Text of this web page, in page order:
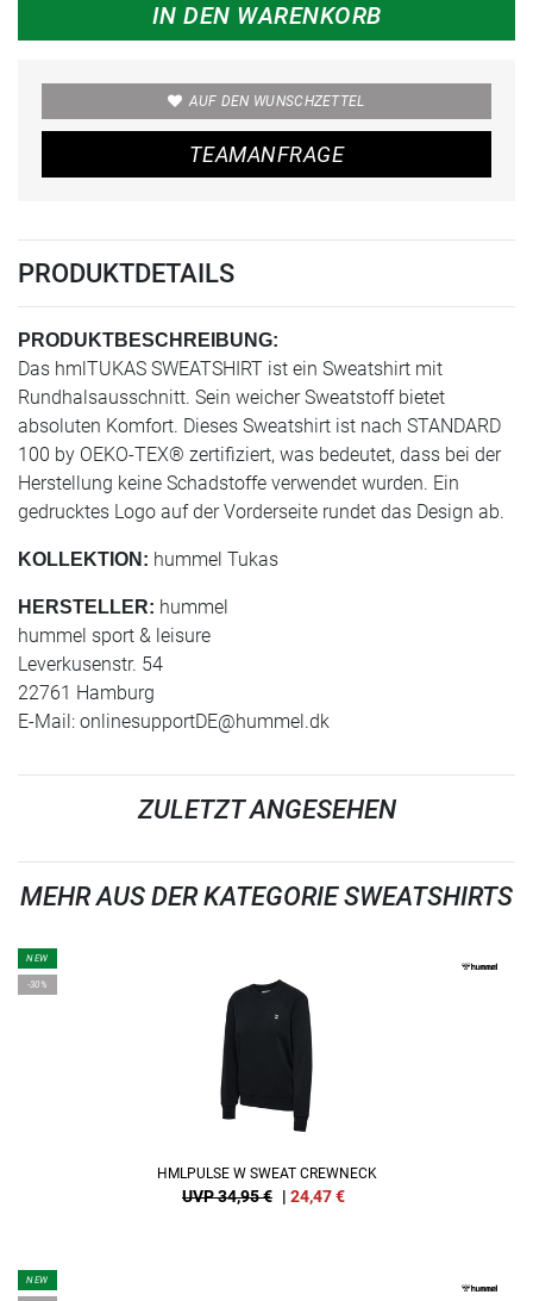
IN DEN WARENKORB
AUF DEN WUNSCHZETTEL
TEAMANFRAGE
PRODUKTDETAILS
PRODUKTBESCHREIBUNG:
Das hmlTUKAS SWEATSHIRT ist ein Sweatshirt mit
Rundhalsausschnitt. Sein weicher Sweatstoff bietet
absoluten Komfort. Dieses Sweatshirt ist nach STANDARD
100 by OEKO-TEX® zertifiziert, was bedeutet, dass bei der
Herstellung keine Schadstoffe verwendet wurden. Ein
gedrucktes Logo auf der Vorderseite rundet das Design ab.
KOLLEKTION: hummel Tukas
HERSTELLER: hummel
hummel sport & leisure
Leverkusenstr. 54
22761 Hamburg
E-Mail: onlinesupportDE@hummel.dk
ZULETZT ANGESEHEN
MEHR AUS DER KATEGORIE SWEATSHIRTS
NEW
-30%
HMLPULSE W SWEAT CREWNECK
UVP 34,95 € | 24,47€
NEW